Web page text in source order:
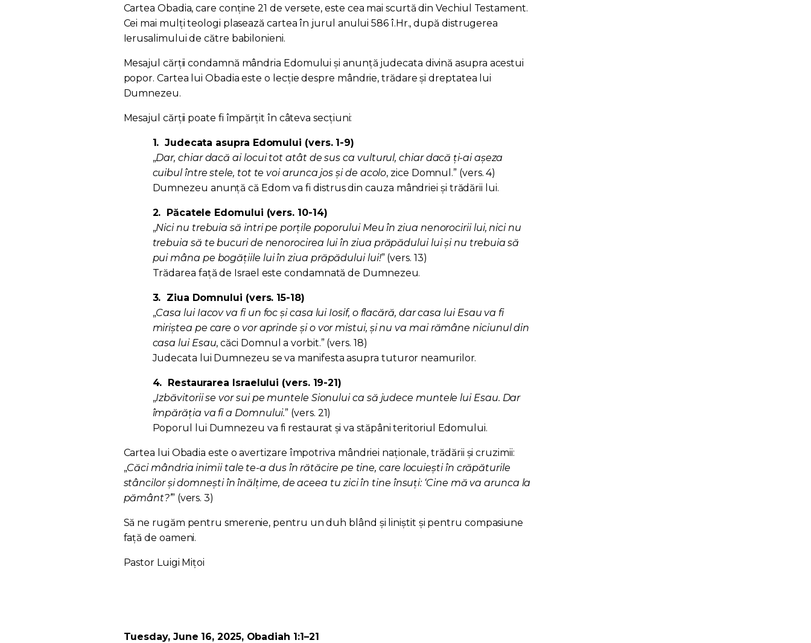
Cartea Obadia, care conține 21 de versete, este cea mai scurtă din Vechiul Testament.
Cei mai mulți teologi plasează cartea în jurul anului 586 î.Hr., după distrugerea
Ierusalimului de către babilonieni.
Mesajul cărții condamnă mândria Edomului și anunță judecata divină asupra acestui
popor. Cartea lui Obadia este o lecție despre mândrie, trădare și dreptatea lui
Dumnezeu.
Mesajul cărții poate fi împărțit în câteva secțiuni:
1. Judecata asupra Edomului (vers. 1-9)
„Dar, chiar dacă ai locui tot atât de sus ca vulturul, chiar dacă ţi-ai aşeza
cuibul între stele, tot te voi arunca jos şi de acolo, zice Domnul.” (vers. 4)
Dumnezeu anunță că Edom va fi distrus din cauza mândriei și trădării lui.
2. Păcatele Edomului (vers. 10-14)
„Nici nu trebuia să intri pe porţile poporului Meu în ziua nenorocirii lui, nici nu
trebuia să te bucuri de nenorocirea lui în ziua prăpădului lui și nu trebuia să
pui mâna pe bogăţiile lui în ziua prăpădului lui!” (vers. 13)
Trădarea față de Israel este condamnată de Dumnezeu.
3. Ziua Domnului (vers. 15-18)
„Casa lui Iacov va fi un foc și casa lui Iosif, o flacără, dar casa lui Esau va fi
miriştea pe care o vor aprinde și o vor mistui, și nu va mai rămâne niciunul din
casa lui Esau, căci Domnul a vorbit.” (vers. 18)
Judecata lui Dumnezeu se va manifesta asupra tuturor neamurilor.
4. Restaurarea Israelului (vers. 19-21)
„Izbăvitorii se vor sui pe muntele Sionului ca să judece muntele lui Esau. Dar
împărăția va fi a Domnului.” (vers. 21)
Poporul lui Dumnezeu va fi restaurat și va stăpâni teritoriul Edomului.
Cartea lui Obadia este o avertizare împotriva mândriei naționale, trădării și cruzimii:
„Căci mândria inimii tale te-a dus în rătăcire pe tine, care locuiești în crăpăturile
stâncilor și domnești în înălțime, de aceea tu zici în tine însuți: ‘Cine mă va arunca la
pământ?’” (vers. 3)
Să ne rugăm pentru smerenie, pentru un duh blând și liniștit și pentru compasiune
față de oameni.
Pastor Luigi Mițoi
Tuesday, June 16, 2025, Obadiah 1:1–21